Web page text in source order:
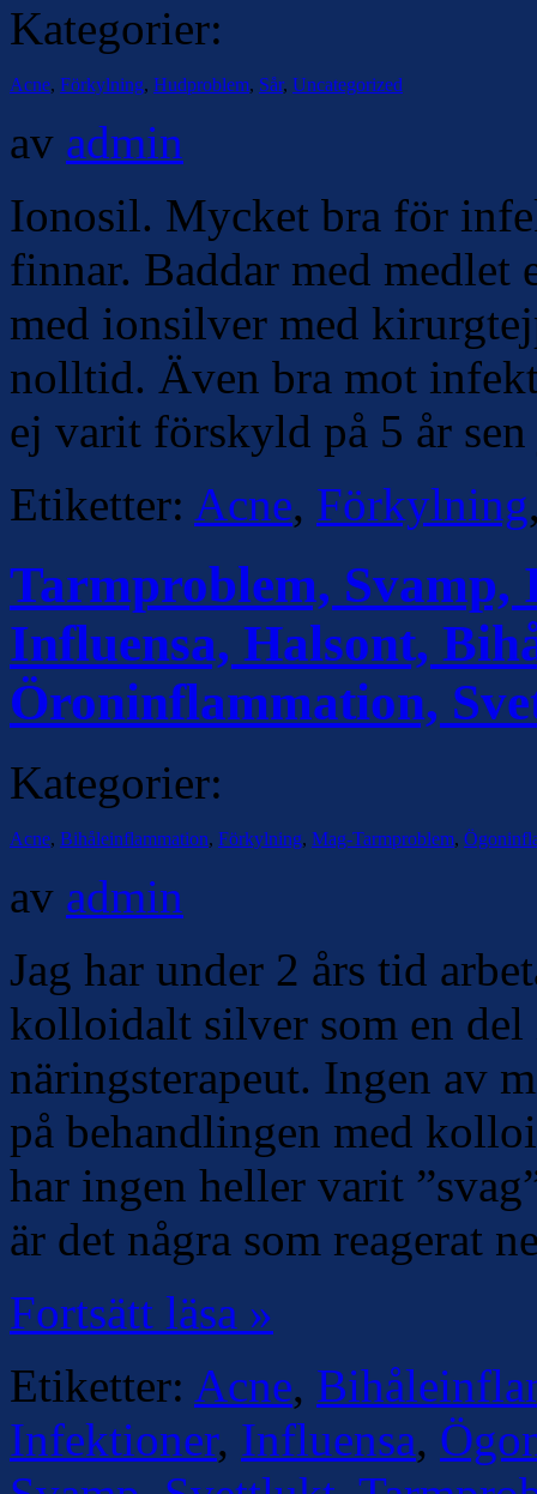
Kategorier:
Acne, Förkylning, Hudproblem, Sår, Uncategorized
av admin
Ionosil. Mycket bra för
finnar. Baddar med medlet
med ionsilver med
nolltid. Även bra mot
ej varit förskyld på 5 år
Etiketter: Acne, Förkylning
Tarmproblem,
Influensa, Halsont,
Öroninflammation,
Kategorier:
Acne, Bihåleinflammation, Förkylning, Mag-Tarmproblem,
av admin
Jag har under 2 års tid
kolloidalt silver som en
näringsterapeut. Ingen av
på behandlingen med
har ingen heller varit
är det några som reagerat
Fortsätt läsa »
Etiketter: Acne,
Infektioner, Influensa,